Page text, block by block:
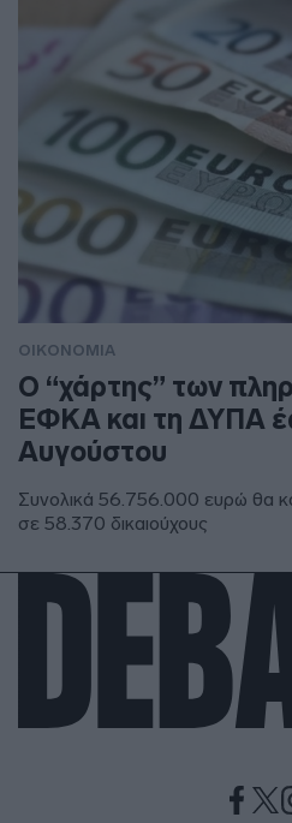
ΟΙΚΟΝΟΜΙΑ
Ο “χάρτης” των
ΕΦΚΑ και τη ΔΥΠΑ
Αυγούστου
Συνολικά 56.756.000 ευρώ θα
σε 58.370 δικαιούχους